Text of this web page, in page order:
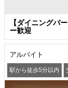
【ダイニングバ
ー歓迎
アルバイト
駅から徒歩5分以内